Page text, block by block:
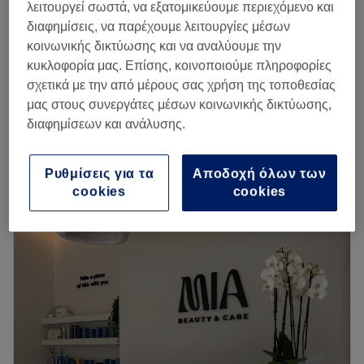
You Blossom Nails & More
5,0
652 κριτικές
Περιστέρι, Αττική
Εμφάνιση στον χάρτη
Αποτρίχωση Χέρια
15 λεπτά
€ 10
Δευτέρα
Κλειστό
Τρίτη
10:00–20:00
Πέμπτη
– 20:00
10:00–20:00
Σάββατο
09:00–17:00
Κυριακή
Κλειστό
Το You Blossom Nails & More στο Περιστέρι είναι ένας
λειτουργεί σωστά, να εξατομικεύουμε περιεχόμενο και
διαφημίσεις, να παρέχουμε λειτουργίες μέσων
κοινωνικής δικτύωσης και να αναλύουμε την
κυκλοφορία μας. Επίσης, κοινοποιούμε πληροφορίες
σχετικά με την από μέρους σας χρήση της τοποθεσίας
μας στους συνεργάτες μέσων κοινωνικής δικτύωσης,
διαφημίσεων και ανάλυσης.
Αποδοχή όλων των
cookies
Ρυθμίσεις για τα
cookies